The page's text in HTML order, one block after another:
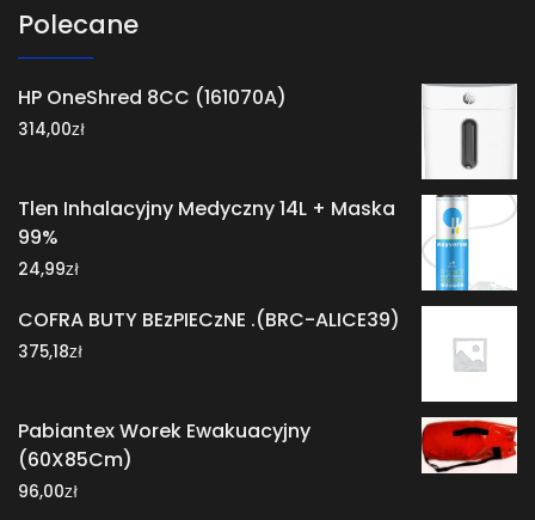
Polecane
HP OneShred 8CC (161070A)
314,00zł
Tlen Inhalacyjny Medyczny 14L + Maska
99%
24,99zł
COFRA BUTY BEzPIECzNE .(BRC-ALICE39)
375,18zł
Pabiantex Worek Ewakuacyjny
(60X85Cm)
96,00zł